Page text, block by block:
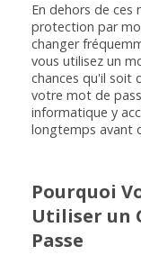
En dehors de
protection par
changer
vous utilisez un
chances qu'il soit
votre mot de
informatique y
longtemps avant
Pourquoi
Utiliser un
Passe